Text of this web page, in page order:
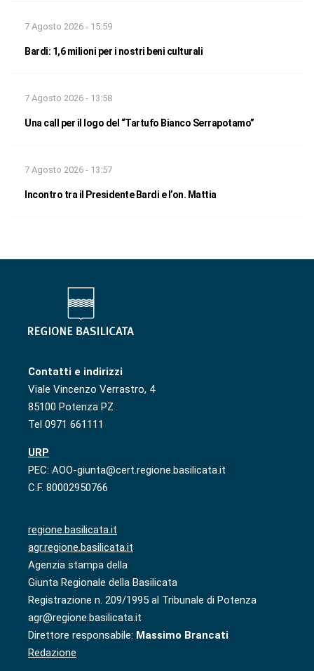
7 Agosto 2026 - 15:59
Bardi: 1,6 milioni per i nostri beni culturali
7 Agosto 2026 - 13:58
Una call per il logo del “Tartufo Bianco Serrapotamo”
7 Agosto 2026 - 13:57
Incontro tra il Presidente Bardi e l’on. Mattia
Contatti e indirizzi
Viale Vincenzo Verrastro, 4
85100 Potenza PZ
Tel 0971 661111
URP
PEC: AOO-giunta@cert.regione.basilicata.it
C.F. 80002950766
regione.basilicata.it
agr.regione.basilicata.it
Agenzia stampa della
Giunta Regionale della Basilicata
Registrazione n. 209/1995 al Tribunale di Potenza
agr@regione.basilicata.it
Direttore responsabile: Massimo Brancati
Redazione